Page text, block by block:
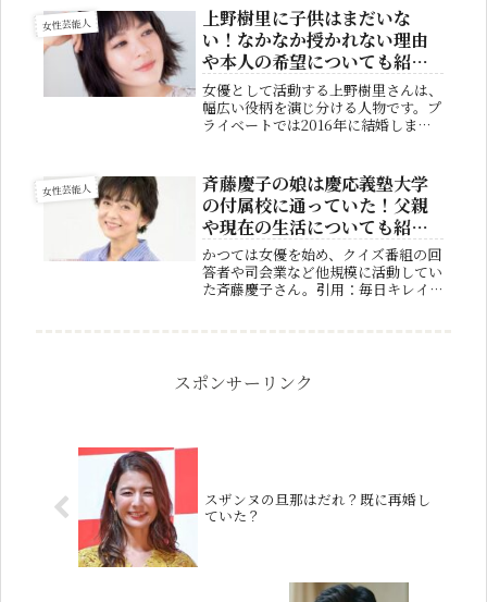
ちや姉の名前から外国人とのハーフで
はないかと噂されていましたが、2人
と...
女性芸能人
上野樹里に子供はまだいな
い！なかなか授かれない理由
や本人の希望についても紹
介！
女優として活動する上野樹里さんは、
幅広い役柄を演じ分ける人物です。プ
ライベートでは2016年に結婚しまし
はいるのでしょうか？今回は上野樹里
さんの子供について、色々と紹介し
て...
女性芸能人
斉藤慶子の娘は慶応義塾大学
の付属校に通っていた！父親
や現在の生活についても紹
介！
かつては女優を始め、クイズ番組の回
答者や司会業など他規模に活動してい
た斉藤慶子さん。引用：毎日キレイメ
婚...
スポンサーリンク
スザンヌの旦那はだれ？既に再婚し
ていた？